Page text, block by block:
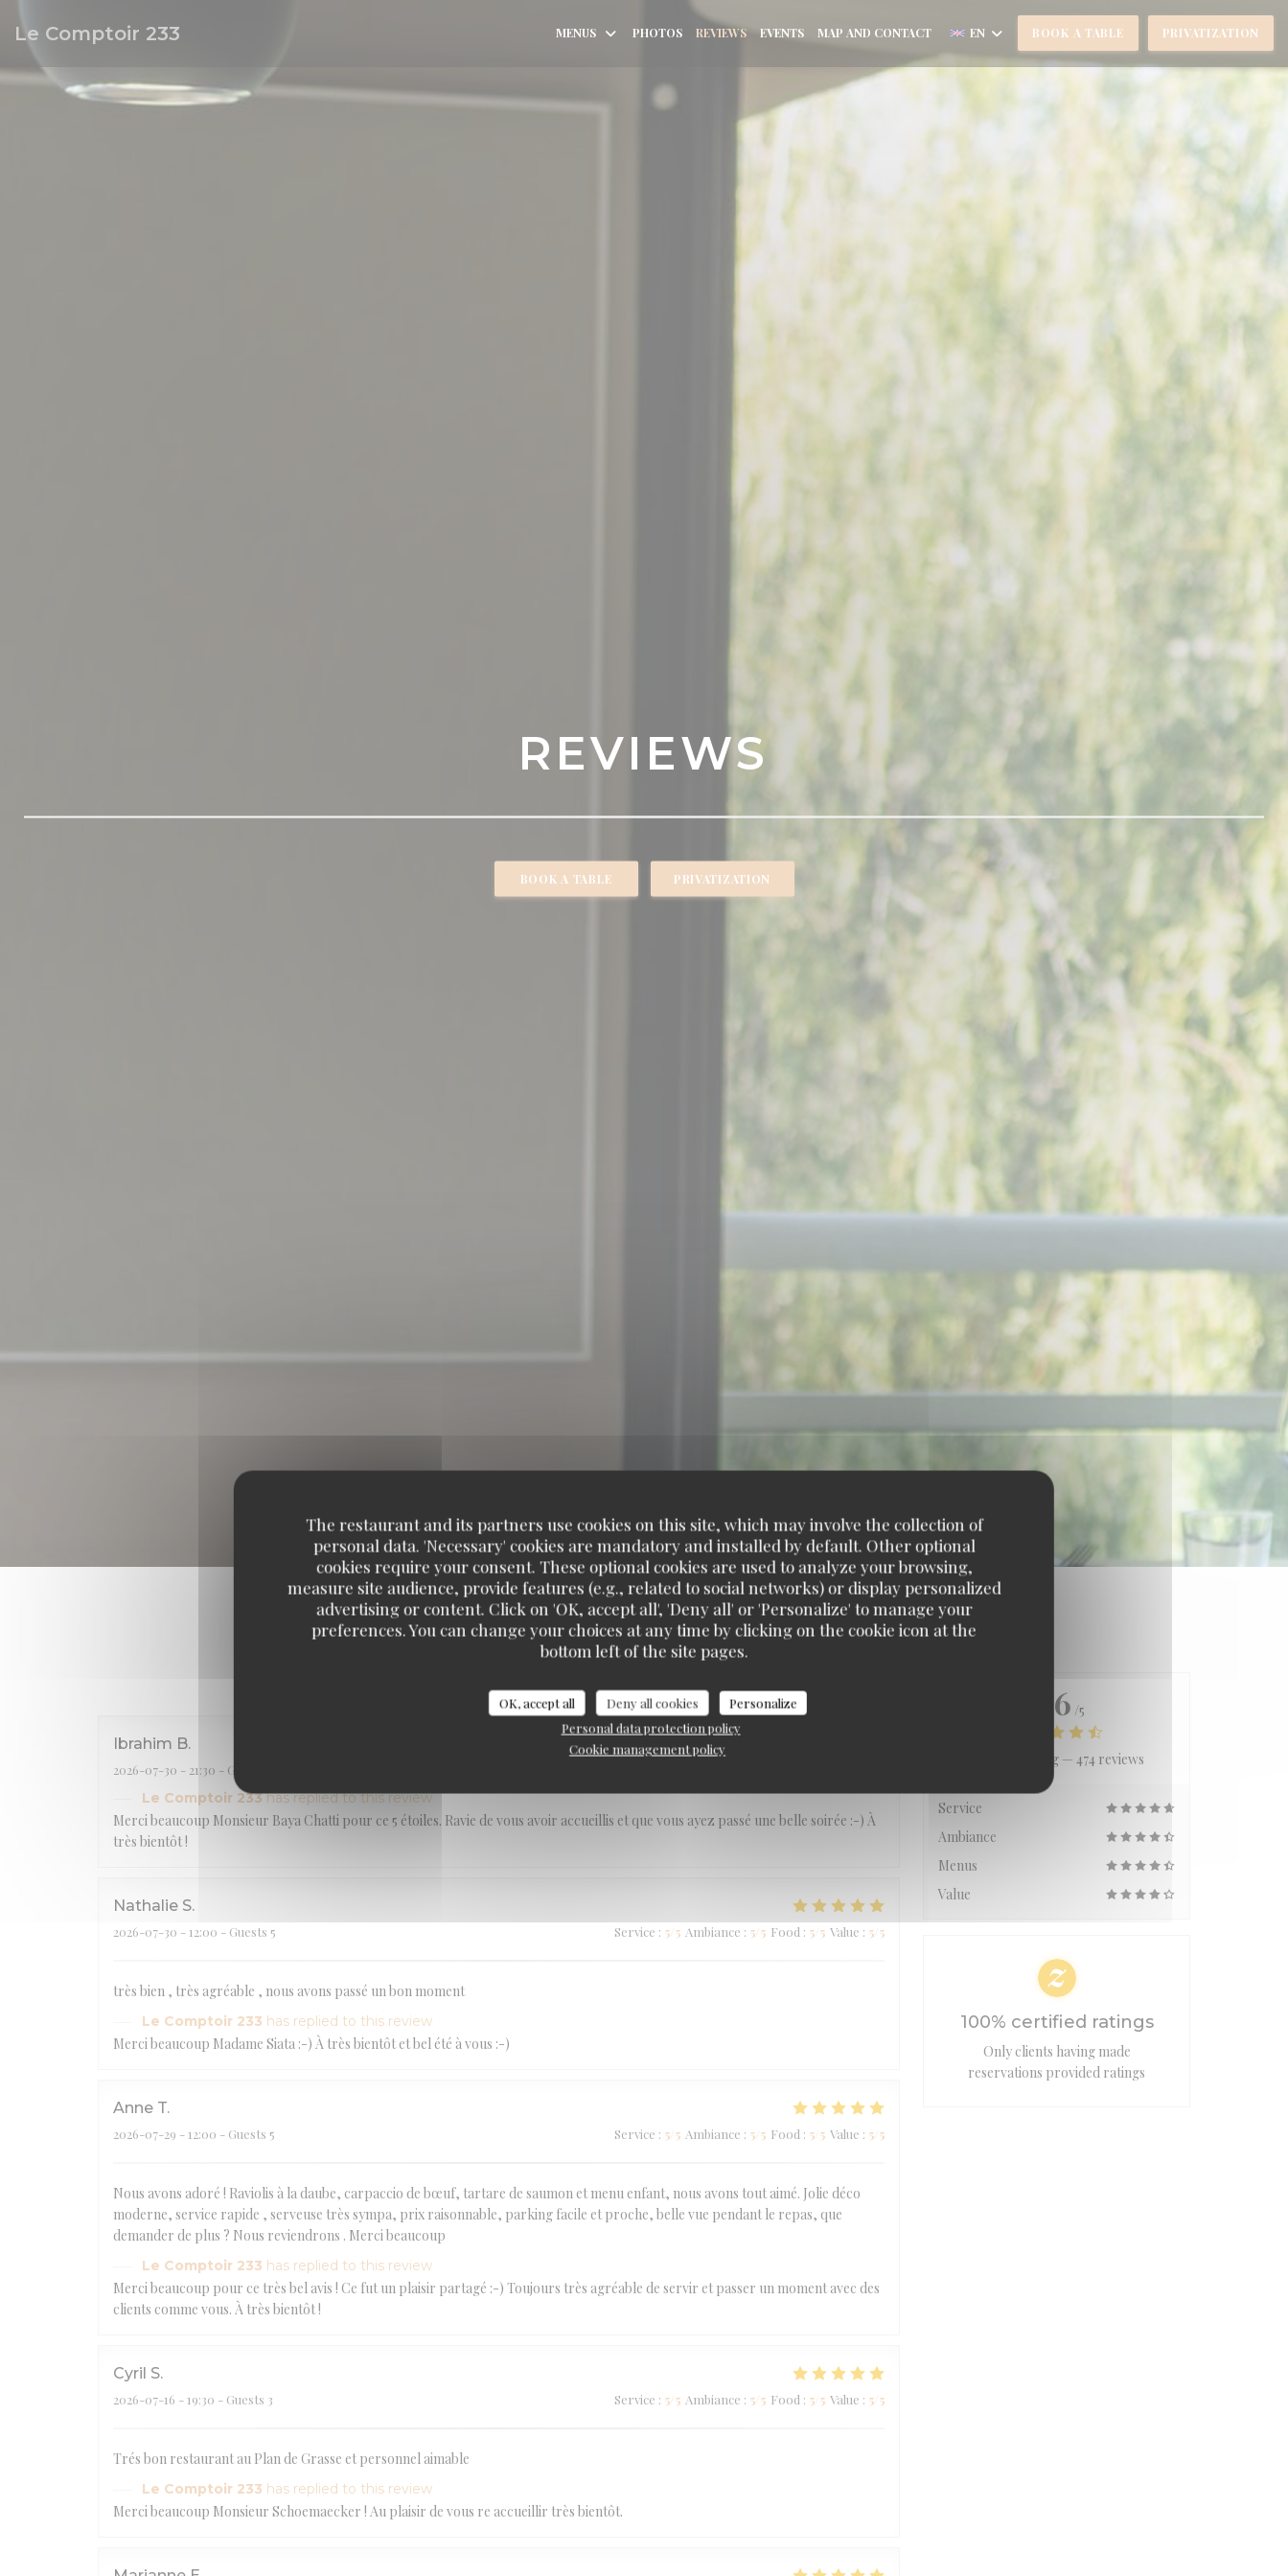
The restaurant and its partners use cookies on this site, which may involve the collection of
personal data. 'Necessary' cookies are mandatory and installed by default. Other optional
cookies require your consent. These optional cookies are used to analyze your browsing,
measure site audience, provide features (e.g., related to social networks) or display personalized
advertising or content. Click on 'OK, accept all', 'Deny all' or 'Personalize' to manage your
preferences. You can change your choices at any time by clicking on the cookie icon at the
bottom left of the site pages.
OK, accept all Deny all cookies
Personalize
Personal data protection policy
Cookie management policy
Le Comptoir 233 MENUS PHOTOS REVIEWS EVENTS MAP AND CONTACT EN BOOK A TABLE PRIVATIZATION
REVIEWS
BOOK A TABLE PRIVATIZATION
Our customer ratings
Ibrahim B
2026-07-30 - 21:30 - Guests 2
Le Comptoir 233 has replied to this review
Merci beaucoup Monsieur Baya Chatti pour ce 5 étoiles. Ravie de vous avoir accueillis et que vous ayez passé une belle soirée :-) À
très bientôt !
Nathalie S
2026-07-30 - 12:00 - Guests 5 Service : 5/5 Ambiance : 5/5 Food : 5/5 Value : 5/5
très bien , très agréable , nous avons passé un bon moment
Le Comptoir 233 has replied to this review
Merci beaucoup Madame Siata :-) À très bientôt et bel été à vous :-)
Anne T
2026-07-29 - 12:00 - Guests 5 Service : 5/5 Ambiance : 5/5 Food : 5/5 Value : 5/5
Nous avons adoré ! Raviolis à la daube, carpaccio de bœuf, tartare de saumon et menu enfant, nous avons tout aimé. Jolie déco
moderne, service rapide , serveuse très sympa, prix raisonnable, parking facile et proche, belle vue pendant le repas, que
demander de plus ? Nous reviendrons . Merci beaucoup
Le Comptoir 233 has replied to this review
Merci beaucoup pour ce très bel avis ! Ce fut un plaisir partagé :-) Toujours très agréable de servir et passer un moment avec des
clients comme vous. À très bientôt !
Cyril S
2026-07-16 - 19:30 - Guests 3 Service : 5/5 Ambiance : 5/5 Food : 5/5 Value : 5/5
Trés bon restaurant au Plan de Grasse et personnel aimable
Le Comptoir 233 has replied to this review
Merci beaucoup Monsieur Schoemaecker ! Au plaisir de vous re accueillir très bientôt.
4.6 /5
Average rating — 474 reviews
Service
Ambiance
Menus
Value
100% certified ratings
Only clients having made
reservations provided ratings